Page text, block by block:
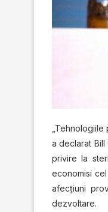
a declarat
privire la
economisi
afecţiuni
dezvoltare.